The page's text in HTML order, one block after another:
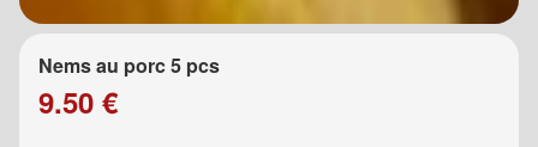
Nems au porc 5 pcs
9.50 €